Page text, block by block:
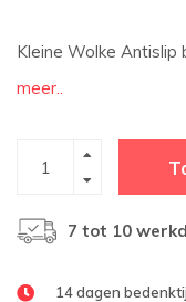
Kleine Wolke Antislip
meer..
7 tot 10
14 dagen